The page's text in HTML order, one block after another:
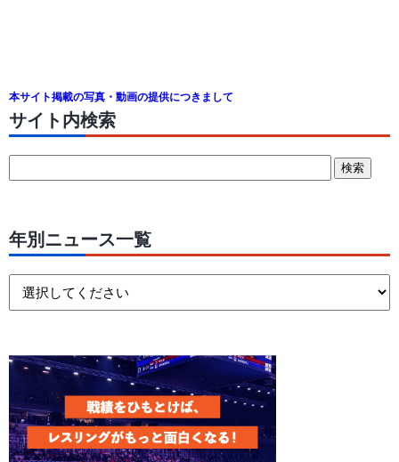
本サイト掲載の写真・動画の提供につきまして
サイト内検索
年別ニュース一覧